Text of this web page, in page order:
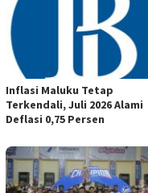
Inflasi Maluku Tetap
Terkendali, Juli 2026 Alami
Deflasi 0,75 Persen